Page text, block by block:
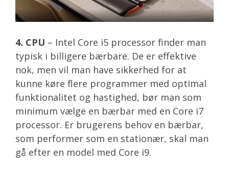
4. CPU – Intel Core i5 processor finder man
typisk i billigere bærbare. De er effektive
nok, men vil man have sikkerhed for at
kunne køre flere programmer med optimal
funktionalitet og hastighed, bør man som
minimum vælge en bærbar med en Core i7
processor. Er brugerens behov en bærbar,
som performer som en stationær, skal man
gå efter en model med Core i9.